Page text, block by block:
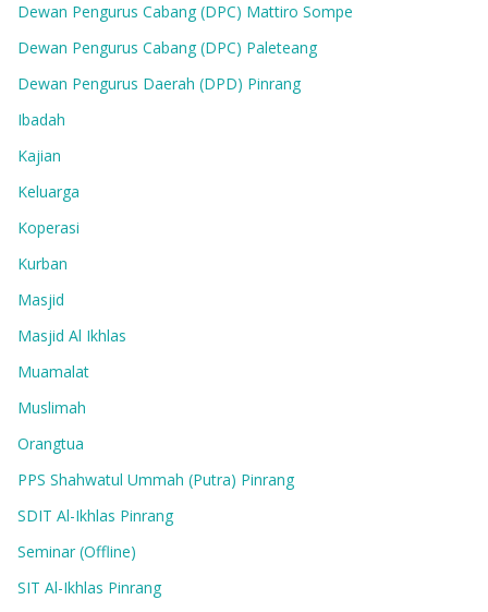
Dewan Pengurus Cabang (DPC) Mattiro Sompe
Dewan Pengurus Cabang (DPC) Paleteang
Dewan Pengurus Daerah (DPD) Pinrang
Ibadah
Kajian
Keluarga
Koperasi
Kurban
Masjid
Masjid Al Ikhlas
Muamalat
Muslimah
Orangtua
PPS Shahwatul Ummah (Putra) Pinrang
SDIT Al-Ikhlas Pinrang
Seminar (Offline)
SIT Al-Ikhlas Pinrang